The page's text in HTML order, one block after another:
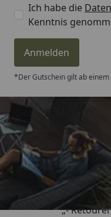
Ich habe die
Kenntnis
Anmelden
*Der Gutschein gilt ab
„-